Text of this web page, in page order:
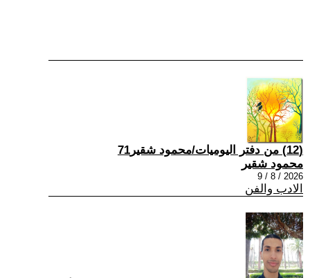
(12) من دفتر اليوميات/محمود شقير71
محمود شقير
2026 / 8 / 9
الادب والفن